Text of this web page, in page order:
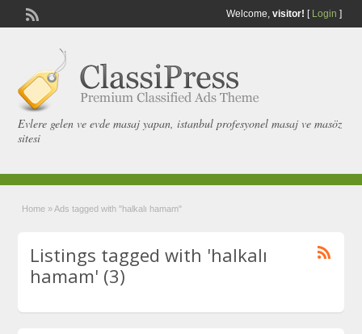
Welcome, visitor! [ Login ]
Evlere gelen ve evde masaj yapan, istanbul profesyonel masaj ve masöz
sitesi
Home » Ads tagged with "halkalı hamam"
Listings tagged with 'halkalı
hamam' (3)